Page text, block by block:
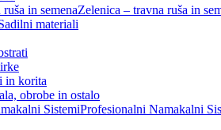
Zelenica – travna ruša in
materiali
in korita
obrobe in ostalo
Profesionalni Namakalni